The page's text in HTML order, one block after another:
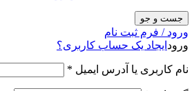
جست و جو
ورود / فرم ثبت نام
ورود ایجاد یک حساب کاربری؟
نام کاربری یا آدرس ایمیل *